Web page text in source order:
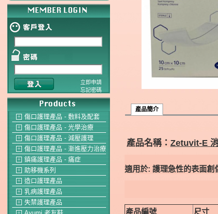
立即申請
忘記密碼
＋ 傷口護理產品 - 敷料及配套
＋ 傷口護理產品 - 光學治療
＋ 傷口護理產品 - 減壓護理
＋ 傷口護理產品 - 漸進壓力治療
＋ 鎮痛護理產品 - 痛症
＋ 助移機系列
＋ 造口護理產品
＋ 乳病護理產品
＋ 失禁護理產品
＋
產品簡介
產品名稱： Zetuvit-E
適用於: 護理急性的表面創
產品編號
尺寸